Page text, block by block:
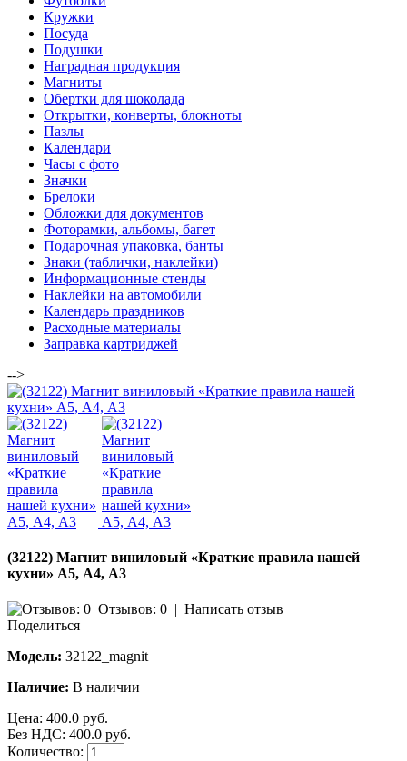
Кружки
Посуда
Подушки
Наградная продукция
Магниты
Обертки для шоколада
Открытки, конверты, блокноты
Пазлы
Календари
Часы с фото
Значки
Брелоки
Обложки для документов
Фоторамки, альбомы, багет
Подарочная упаковка, банты
Знаки (таблички, наклейки)
Информационные стенды
Наклейки на автомобили
Календарь праздников
Расходные материалы
Заправка картриджей
-->
(32122) Магнит виниловый «Краткие правила нашей
кухни» А5, А4, А3
Отзывов: 0 | Написать отзыв
Поделиться
Модель: 32122_magnit
Наличие: В наличии
Цена: 400.0 руб.
Без НДС: 400.0 руб.
Количество: